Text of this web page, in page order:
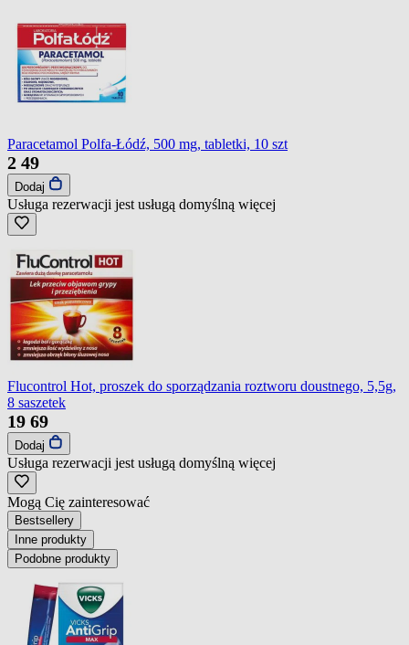
Paracetamol Polfa-Łódź, 500 mg, tabletki, 10 szt
2 49
Dodaj
Usługa rezerwacji jest usługą domyślną więcej
Flucontrol Hot, proszek do sporządzania roztworu doustnego, 5,5g,
8 saszetek
19 69
Dodaj
Usługa rezerwacji jest usługą domyślną więcej
Mogą Cię zainteresować
Bestsellery
Inne produkty
Podobne produkty